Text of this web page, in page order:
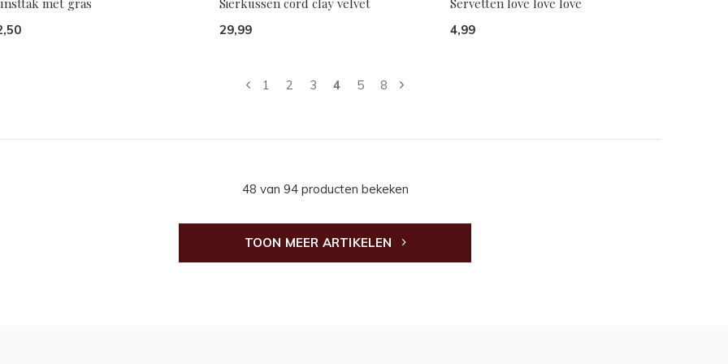
met gras Sierkussen cord clay velvet
29,99
Servetten love love love
4,99
1 2 3 4 5 8
48 van 94 producten bekeken
TOON MEER ARTIKELEN